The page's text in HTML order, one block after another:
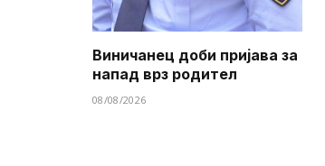
Виничанец доби пријава за
напад врз родител
08/08/2026